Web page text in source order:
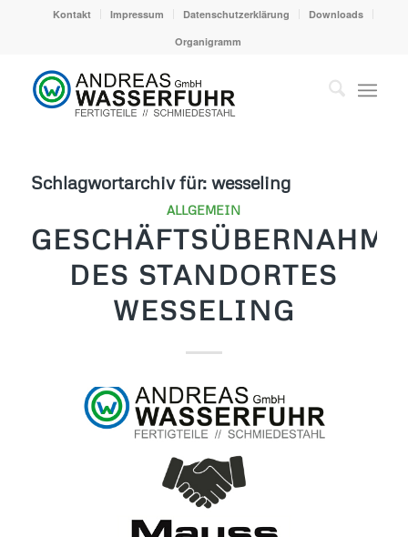
Kontakt Impressum Datenschutzerklärung
Downloads
Organigramm
Schlagwortarchiv für: wesseling
ALLGEMEIN
GESCHÄFTSÜBERNAHME
DES STANDORTES
WESSELING